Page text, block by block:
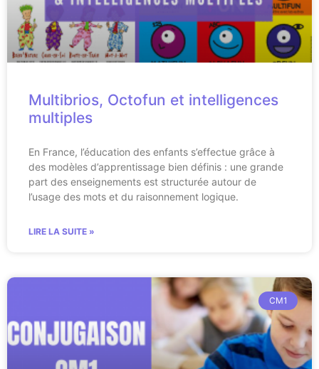
Multibrios, Octofun et intelligences
multiples
En France, l’éducation des enfants s’effectue grâce à
des modèles d’apprentissage bien définis : une grande
part des enseignements est structurée autour de
l’usage des mots et du raisonnement logique.
LIRE LA SUITE »
CM1